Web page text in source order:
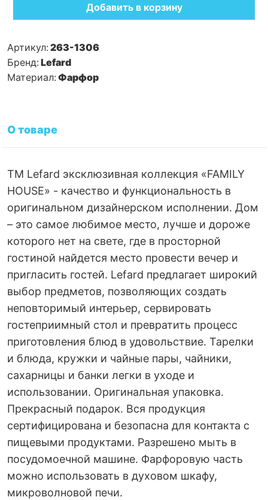
Добавить в корзину
Артикул: 263-1306
Бренд: Lefard
Материал: Фарфор
О товаре
ТM Lefard эксклюзивная коллекция «FAMILY
HOUSE» - качество и функциональность в
оригинальном дизайнерском исполнении. Дом
– это самое любимое место, лучше и дороже
которого нет на свете, где в просторной
гостиной найдется место провести вечер и
пригласить гостей. Lefard предлагает широкий
выбор предметов, позволяющих создать
неповторимый интерьер, сервировать
гостеприимный стол и превратить процесс
приготовления блюд в удовольствие. Тарелки
и блюда, кружки и чайные пары, чайники,
сахарницы и банки легки в уходе и
использовании. Оригинальная упаковка.
Прекрасный подарок. Вся продукция
сертифицирована и безопасна для контакта с
пищевыми продуктами. Разрешено мыть в
посудомоечной машине. Фарфоровую часть
можно использовать в духовом шкафу,
микроволновой печи.